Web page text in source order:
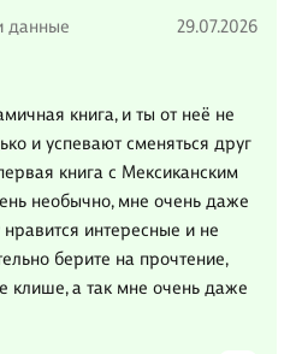
данные 29.07.2026
книга, и ты от неё не
и успевают сменяться друг
книга с Мексиканским
необычно, мне очень даже
интересные и не
берите на прочтение,
клише, а так мне очень даже